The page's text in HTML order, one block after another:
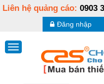
Liên hệ quảng cáo: 0903
Đăng nhập